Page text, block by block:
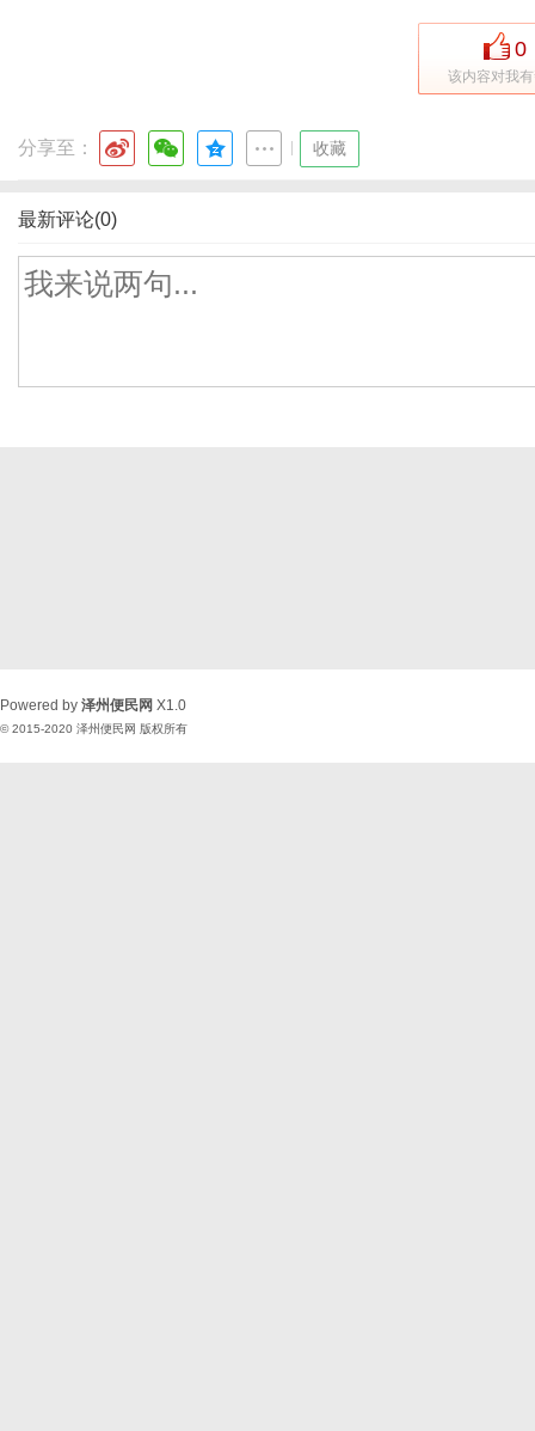
0
该内容对我
分享至： 收藏
最新评论(0)
Powered by 泽州便民网 X1.0
© 2015-2020 泽州便民网 版权所有